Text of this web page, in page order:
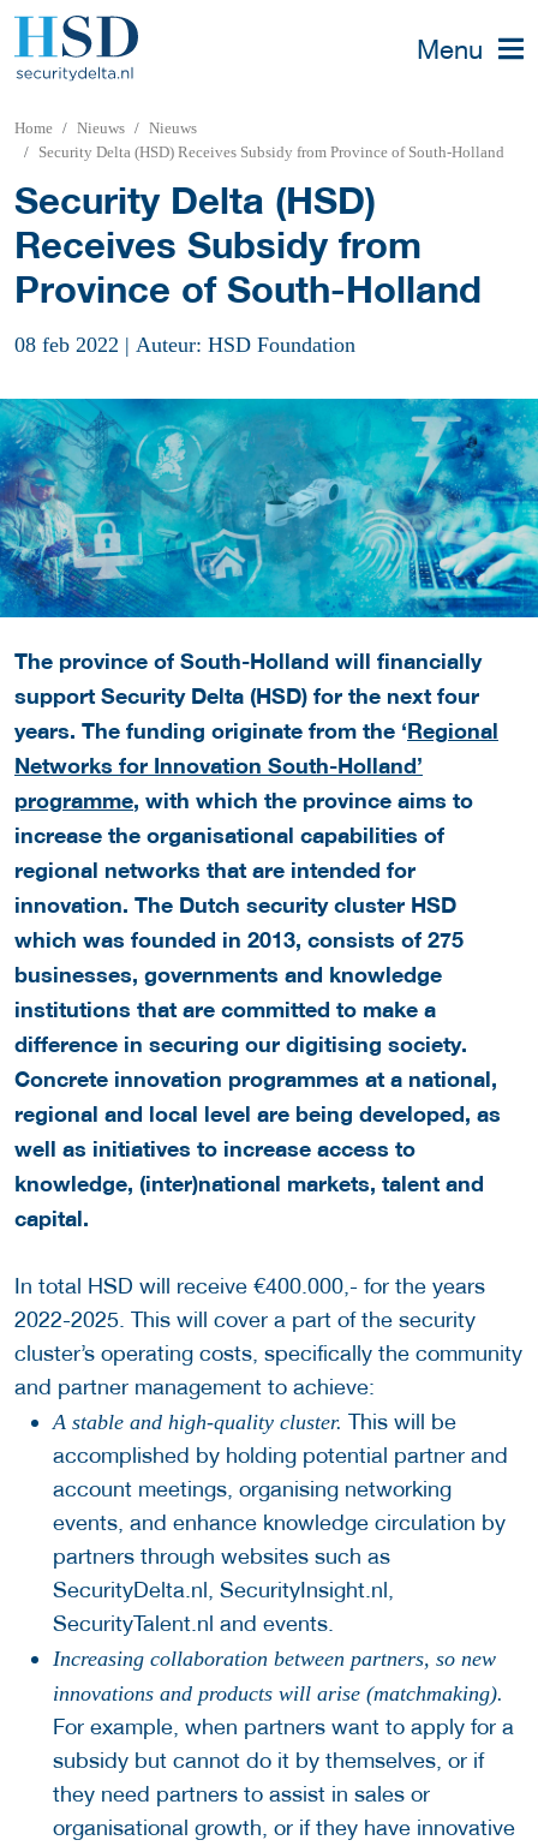
Menu
Home Nieuws
Nieuws
Security Delta (HSD) Receives Subsidy from Province of South-Holland
Security Delta (HSD)
Receives Subsidy from
Province of South-Holland
08 feb 2022 | Auteur: HSD Foundation
The province of South-Holland will financially
support Security Delta (HSD) for the next four
years. The funding originate from the ‘Regional
Networks for Innovation South-Holland’
programme, with which the province aims to
increase the organisational capabilities of
regional networks that are intended for
innovation. The Dutch security cluster HSD
which was founded in 2013, consists of 275
businesses, governments and knowledge
institutions that are committed to make a
difference in securing our digitising society.
Concrete innovation programmes at a national,
regional and local level are being developed, as
well as initiatives to increase access to
knowledge, (inter)national markets, talent and
capital.
In total HSD will receive €400.000,- for the years
2022-2025. This will cover a part of the security
cluster’s operating costs, specifically the community
and partner management to achieve:
A stable and high-quality cluster. This will be
accomplished by holding potential partner and
account meetings, organising networking
events, and enhance knowledge circulation by
partners through websites such as
SecurityDelta.nl, SecurityInsight.nl,
SecurityTalent.nl and events.
Increasing collaboration between partners, so new
innovations and products will arise (matchmaking).
For example, when partners want to apply for a
subsidy but cannot do it by themselves, or if
they need partners to assist in sales or
organisational growth, or if they have innovative